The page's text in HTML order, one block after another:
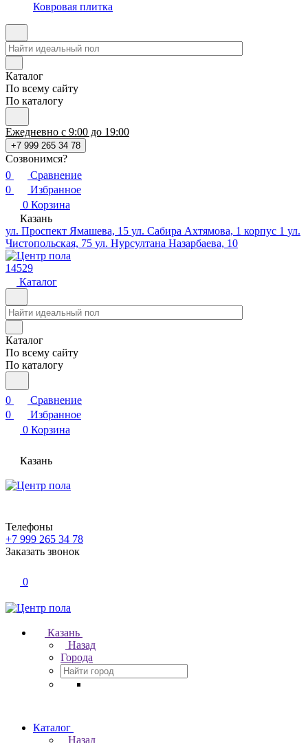
Ковровая плитка
Каталог
По всему сайту
По каталогу
Ежедневно с 9:00 до 19:00
+7 999 265 34 78
Созвонимся?
0
Сравнение
0
Избранное
0 Корзина
Казань
ул. Проспект Ямашева, 15 ул. Сабира Ахтямова, 1 корпус 1 ул.
Чистопольская, 75 ул. Нурсултана Назарбаева, 10
14529
Каталог
Каталог
По всему сайту
По каталогу
0
Сравнение
0
Избранное
0 Корзина
Казань
Телефоны
+7 999 265 34 78
Заказать звонок
0
Казань
Назад
Города
Каталог
Назад